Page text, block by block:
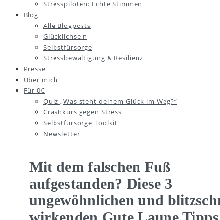
Stresspiloten: Echte Stimmen
Blog
Alle Blogposts
Glücklichsein
Selbstfürsorge
Stressbewältigung & Resilienz
Presse
Über mich
Für 0€
Quiz „Was steht deinem Glück im Weg?“
Crashkurs gegen Stress
Selbstfürsorge Toolkit
Newsletter
Mit dem falschen Fuß
aufgestanden? Diese 3
ungewöhnlichen und
wirkenden Gute Laune Tipps